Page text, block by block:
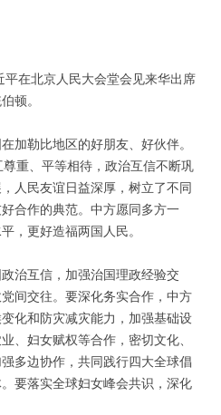
在北京人民大会堂会见来华出席
顿。
加勒比地区的好朋友、好伙伴。
重、平等相待，政治互信不断巩
人民友谊日益深厚，树立了不同
合作的典范。中方愿同多方一
，更好造福两国人民。
治互信，加强治国理政经验交
间交往。要深化务实合作，中方
化和防灾减灾能力，加强基础设
、妇女赋权等合作，密切文化、
多边协作，共同践行四大全球倡
要落实全球妇女峰会共识，深化